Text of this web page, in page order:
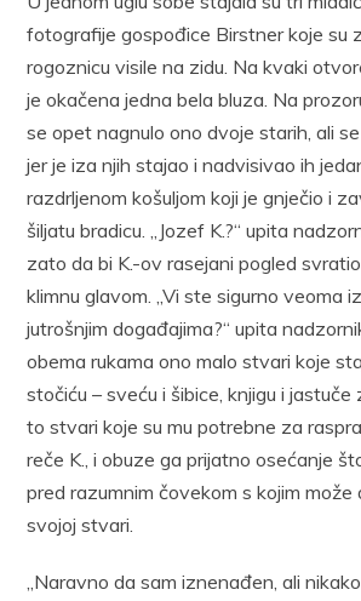
fotografije gospođice Birstner koje su
rogoznicu visile na zidu. Na kvaki
je okačena jedna bela bluza. Na
se opet nagnulo ono dvoje starih, ali
jer je iza njih stajao i nadvisivao ih
razdrljenom košuljom koji je gnječio i
šiljatu bradicu. „Jozef K.?“ upita
zato da bi K.-ov rasejani pogled
klimnu glavom. „Vi ste sigurno veoma
jutrošnjim događajima?“ upita
obema rukama ono malo stvari koje
stočiću – sveću i šibice, knjigu i jastuče
to stvari koje su mu potrebne za
reče K., i obuze ga prijatno osećanje
pred razumnim čovekom s kojim može
svojoj stvari.
„Naravno da sam iznenađen, ali